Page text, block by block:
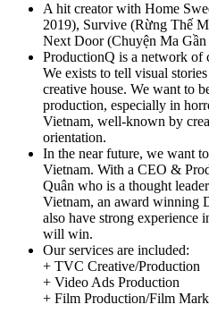
A hit creator with Home
2019), Survive (Rừng Thế
Next Door (Chuyện Ma Gần
ProductionQ is a network of
We exists to tell visual
creative house. We want to
production, especially in
Vietnam, well-known by
orientation.
In the near future, we want
Vietnam. With a CEO &
Quân who is a thought
Vietnam, an award winning
also have strong experience
will win.
Our services are included:
+ TVC Creative/Production
+ Video Ads Production
+ Film Production/Film